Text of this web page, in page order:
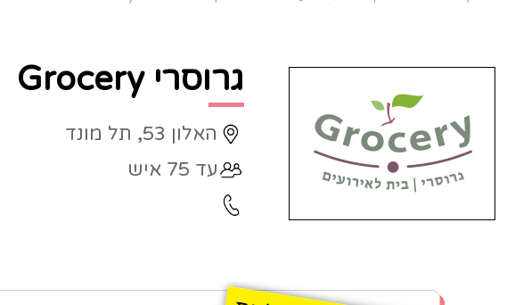
גרוסרי Grocery
האלון 53, תל מונד
עד 75 איש